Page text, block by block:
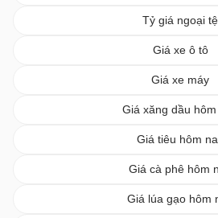
Tỷ giá ngoại tệ
Giá xe ô tô
Giá xe máy
Giá xăng dầu
Giá tiêu hôm
Giá cà phê hôm
Giá lúa gạo hôm